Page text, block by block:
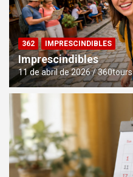
362 IMPRESCINDIBLES
Imprescindibles
11 de abril de 2026 360tours